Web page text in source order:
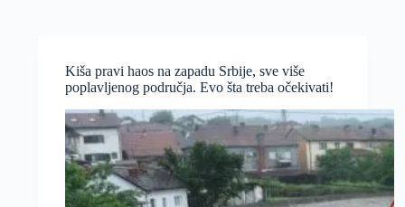
Kiša pravi haos na zapadu Srbije, sve više
poplavljenog područja. Evo šta treba očekivati!